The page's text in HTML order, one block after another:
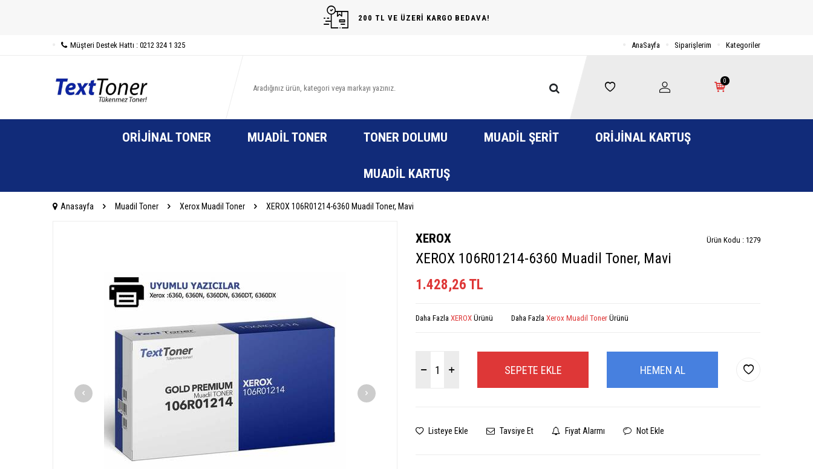
200 TL VE ÜZERİ KARGO BEDAVA!
Müşteri Destek Hattı : 0212 324 1 325 AnaSayfa Siparişlerim Kategoriler
0
ORIJINAL TONER MUADIL TONER TONER DOLUMU MUADIL ŞERIT ORIJINAL KARTUŞ
MUADIL KARTUŞ
Anasayfa Muadil Toner Xerox Muadil Toner XEROX 106R01214-6360 Muadil Toner, Mavi
XEROX Ürün Kodu : 1279
XEROX 106R01214-6360 Muadil Toner, Mavi
1.428,26 TL
Daha Fazla XEROX Ürünü Daha Fazla Xerox Muadil Toner Ürünü
SEPETE EKLE HEMEN AL
Listeye Ekle Tavsiye Et Fiyat Alarmı Not Ekle